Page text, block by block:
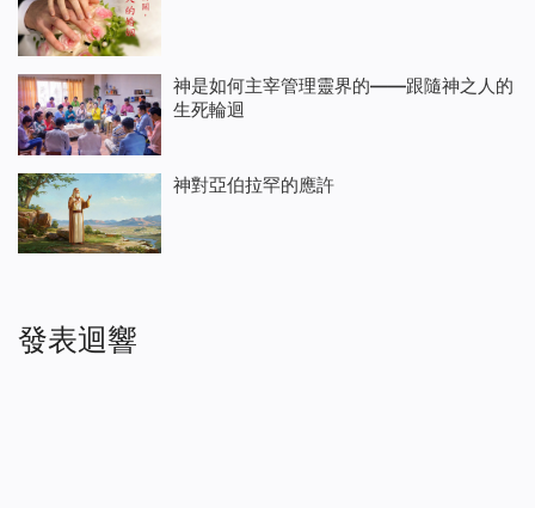
神是如何主宰管理靈界的——跟隨神之人的
生死輪迴
神對亞伯拉罕的應許
發表迴響